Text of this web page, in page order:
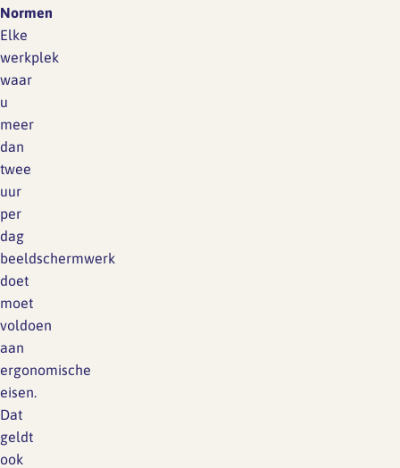
Normen
Elke
werkplek
waar
u
meer
dan
twee
uur
per
dag
beeldschermwerk
doet
moet
voldoen
aan
ergonomische
eisen.
Dat
geldt
ook